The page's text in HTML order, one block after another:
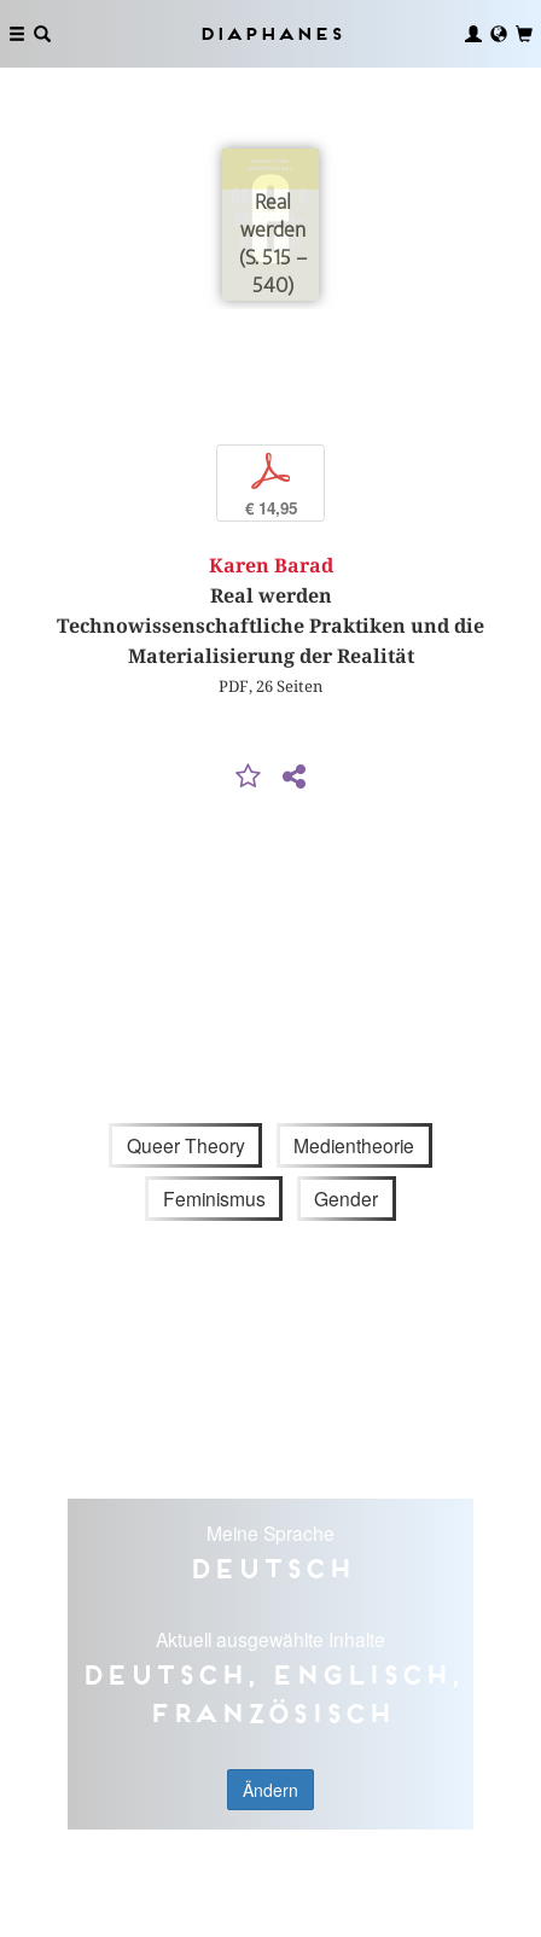
Diaphanes
Real
werden
(S. 515 –
540)
p
€ 14,95
Karen Barad
Real werden
Technowissenschaftliche Praktiken und die
Materialisierung der Realität
PDF, 26 Seiten
Queer Theory Medientheorie
Feminismus Gender
Meine Sprache
Deutsch
Aktuell ausgewählte Inhalte
Deutsch, Englisch,
Französisch
Ändern